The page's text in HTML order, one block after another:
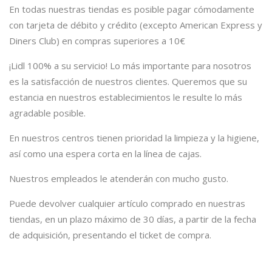
En todas nuestras tiendas es posible pagar cómodamente
con tarjeta de débito y crédito (excepto American Express y
Diners Club) en compras superiores a 10€
¡Lidl 100% a su servicio! Lo más importante para nosotros
es la satisfacción de nuestros clientes. Queremos que su
estancia en nuestros establecimientos le resulte lo más
agradable posible.
En nuestros centros tienen prioridad la limpieza y la higiene,
así como una espera corta en la línea de cajas.
Nuestros empleados le atenderán con mucho gusto.
Puede devolver cualquier artículo comprado en nuestras
tiendas, en un plazo máximo de 30 días, a partir de la fecha
de adquisición, presentando el ticket de compra.